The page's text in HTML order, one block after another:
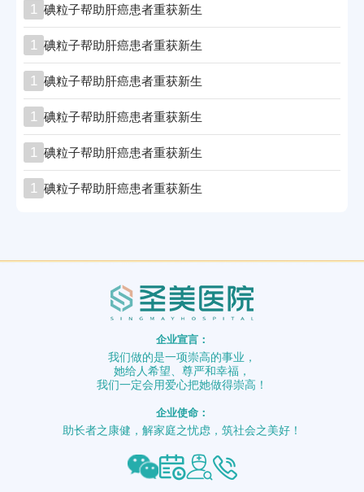
1 碘粒子帮助肝癌患者重获新生
1 碘粒子帮助肝癌患者重获新生
1 碘粒子帮助肝癌患者重获新生
1 碘粒子帮助肝癌患者重获新生
1 碘粒子帮助肝癌患者重获新生
1 碘粒子帮助肝癌患者重获新生
企业宣言：
我们做的是一项崇高的事业，
她给人希望、尊严和幸福，
我们一定会用爱心把她做得崇高！
企业使命：
助长者之康健，解家庭之忧虑，筑社会之美好！